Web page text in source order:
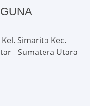
Simarito Kec.
- Sumatera Utara